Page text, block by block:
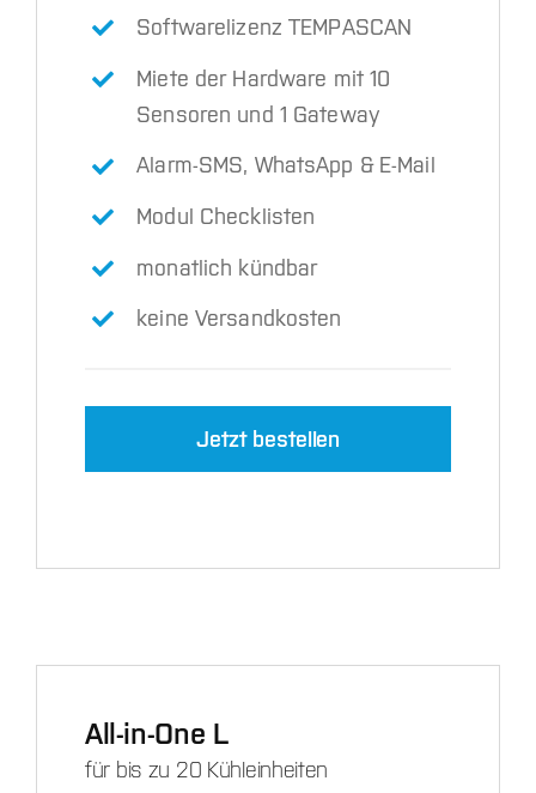
Softwarelizenz TEMPASCAN
Miete der Hardware mit 10
Sensoren und 1 Gateway
Alarm-SMS, WhatsApp & E-Mail
Modul Checklisten
monatlich kündbar
keine Versandkosten
Jetzt bestellen
All-in-One L
für bis zu 20 Kühleinheiten